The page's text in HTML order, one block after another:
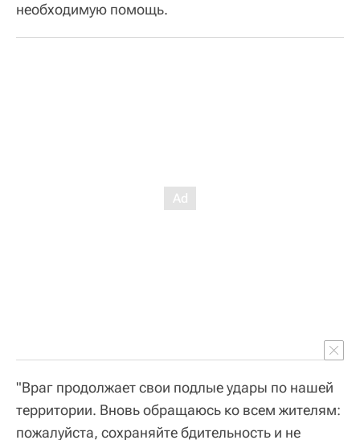
необходимую помощь.
"Враг продолжает свои подлые удары по нашей
территории. Вновь обращаюсь ко всем жителям:
пожалуйста, сохраняйте бдительность и не